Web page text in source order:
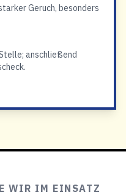
Geruch, besonders
anschließend
WIR IM EINSATZ